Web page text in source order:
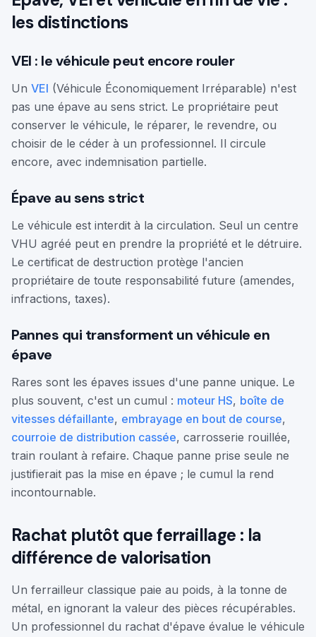
les distinctions
VEI : le véhicule peut encore rouler
Un VEI (Véhicule Économiquement Irréparable) n'est
pas une épave au sens strict. Le propriétaire peut
conserver le véhicule, le réparer, le revendre, ou
choisir de le céder à un professionnel. Il circule
encore, avec indemnisation partielle.
Épave au sens strict
Le véhicule est interdit à la circulation. Seul un centre
VHU agréé peut en prendre la propriété et le détruire.
Le certificat de destruction protège l'ancien
propriétaire de toute responsabilité future (amendes,
infractions, taxes).
Pannes qui transforment un véhicule en
épave
Rares sont les épaves issues d'une panne unique. Le
plus souvent, c'est un cumul : moteur HS, boîte de
vitesses défaillante, embrayage en bout de course,
courroie de distribution cassée, carrosserie rouillée,
train roulant à refaire. Chaque panne prise seule ne
justifierait pas la mise en épave ; le cumul la rend
incontournable.
Rachat plutôt que ferraillage : la
différence de valorisation
Un ferrailleur classique paie au poids, à la tonne de
métal, en ignorant la valeur des pièces récupérables.
Un professionnel du rachat d'épave évalue le véhicule